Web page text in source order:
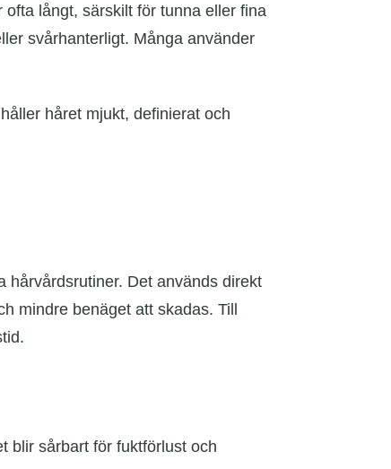
långt, särskilt för tunna eller fina
svårhanterligt. Många använder
håret mjukt, definierat och
hårvårdsrutiner. Det används direkt
mindre benäget att skadas. Till
blir sårbart för fuktförlust och